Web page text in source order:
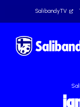
SalibandyTV